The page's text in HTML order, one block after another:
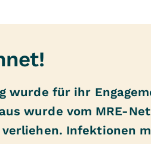
wurde für ihr
wurde vom MRE-
Infektionen